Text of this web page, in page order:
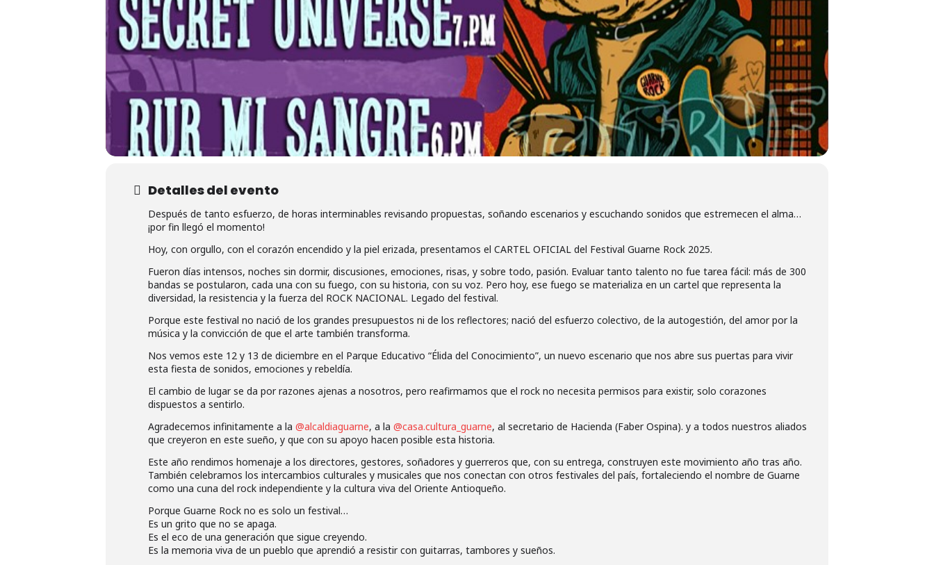
Detalles del evento
Después de tanto esfuerzo, de horas interminables revisando propuestas, soñando escenarios y escuchando sonidos que estremecen el alma…
¡por fin llegó el momento!
Hoy, con orgullo, con el corazón encendido y la piel erizada, presentamos el CARTEL OFICIAL del Festival Guarne Rock 2025.
Fueron días intensos, noches sin dormir, discusiones, emociones, risas, y sobre todo, pasión. Evaluar tanto talento no fue tarea fácil: más de 300
bandas se postularon, cada una con su fuego, con su historia, con su voz. Pero hoy, ese fuego se materializa en un cartel que representa la
diversidad, la resistencia y la fuerza del ROCK NACIONAL. Legado del festival.
Porque este festival no nació de los grandes presupuestos ni de los reflectores; nació del esfuerzo colectivo, de la autogestión, del amor por la
música y la convicción de que el arte también transforma.
Nos vemos este 12 y 13 de diciembre en el Parque Educativo “Élida del Conocimiento”, un nuevo escenario que nos abre sus puertas para vivir
esta fiesta de sonidos, emociones y rebeldía.
El cambio de lugar se da por razones ajenas a nosotros, pero reafirmamos que el rock no necesita permisos para existir, solo corazones
dispuestos a sentirlo.
Agradecemos infinitamente a la @alcaldiaguarne, a la @casa.cultura_guarne, al secretario de Hacienda (Faber Ospina). y a todos nuestros aliados
que creyeron en este sueño, y que con su apoyo hacen posible esta historia.
Este año rendimos homenaje a los directores, gestores, soñadores y guerreros que, con su entrega, construyen este movimiento año tras año.
También celebramos los intercambios culturales y musicales que nos conectan con otros festivales del país, fortaleciendo el nombre de Guarne
como una cuna del rock independiente y la cultura viva del Oriente Antioqueño.
Porque Guarne Rock no es solo un festival…
Es un grito que no se apaga.
Es el eco de una generación que sigue creyendo.
Es la memoria viva de un pueblo que aprendió a resistir con guitarras, tambores y sueños.